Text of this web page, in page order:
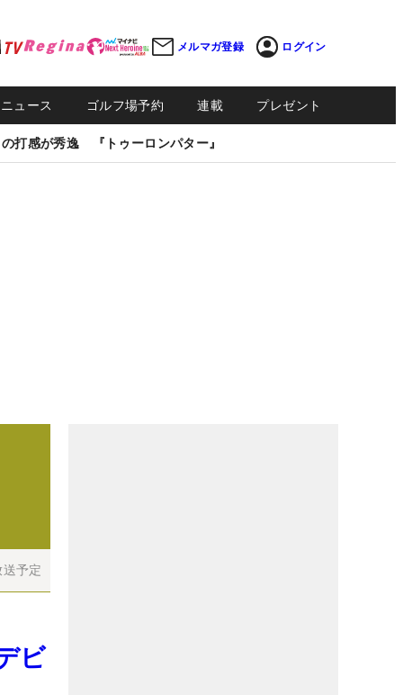
メルマガ登録 ログイン
ュース ゴルフ場予約 連載 プレゼント
打感が秀逸 『トゥーロンパター』
予定
ビ